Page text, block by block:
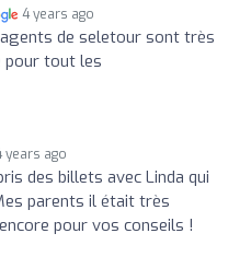
4 years ago
de seletour sont très
pour tout les
years ago
des billets avec Linda qui
parents il était très
pour vos conseils !